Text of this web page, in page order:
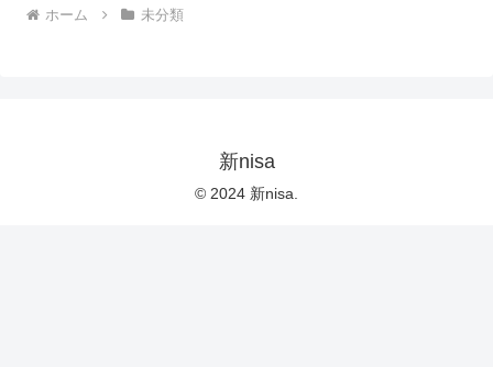
ホーム 未分類
新nisa
© 2024 新nisa.